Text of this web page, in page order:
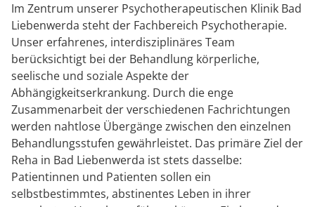
Im Zentrum unserer Psychotherapeutischen Klinik Bad
Liebenwerda steht der Fachbereich Psychotherapie.
Unser erfahrenes, interdisziplinäres Team
berücksichtigt bei der Behandlung körperliche,
seelische und soziale Aspekte der
Abhängigkeitserkrankung. Durch die enge
Zusammenarbeit der verschiedenen Fachrichtungen
werden nahtlose Übergänge zwischen den einzelnen
Behandlungsstufen gewährleistet. Das primäre Ziel der
Reha in Bad Liebenwerda ist stets dasselbe:
Patientinnen und Patienten sollen ein
selbstbestimmtes, abstinentes Leben in ihrer